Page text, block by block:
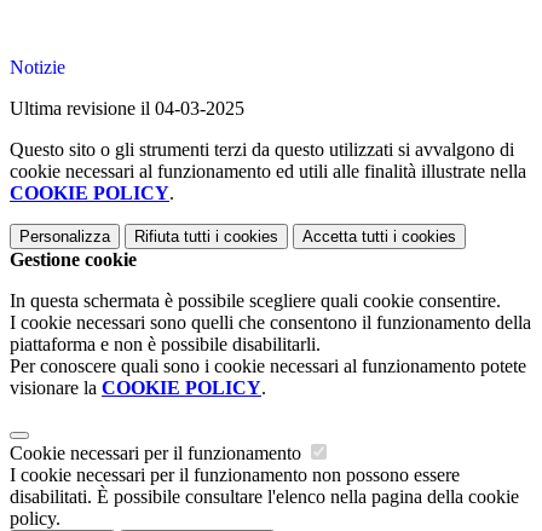
Notizie
Ultima revisione il 04-03-2025
Questo sito o gli strumenti terzi da questo utilizzati si avvalgono di
cookie necessari al funzionamento ed utili alle finalità illustrate nella
COOKIE POLICY.
Personalizza Rifiuta tutti i cookies Accetta tutti i cookies
Gestione cookie
In questa schermata è possibile scegliere quali cookie consentire.
I cookie necessari sono quelli che consentono il funzionamento della
piattaforma e non è possibile disabilitarli.
Per conoscere quali sono i cookie necessari al funzionamento potete
visionare la COOKIE POLICY.
Cookie necessari per il funzionamento
I cookie necessari per il funzionamento non possono essere
disabilitati. È possibile consultare l'elenco nella pagina della cookie
policy.